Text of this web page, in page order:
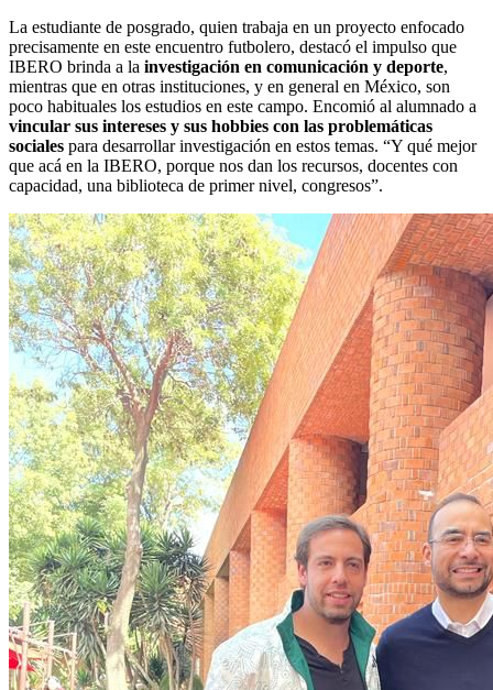
La estudiante de posgrado, quien trabaja en un proyecto enfocado
precisamente en este encuentro futbolero, destacó el impulso que
IBERO brinda a la investigación en comunicación y deporte,
mientras que en otras instituciones, y en general en México, son
poco habituales los estudios en este campo. Encomió al alumnado a
vincular sus intereses y sus hobbies con las problemáticas
sociales para desarrollar investigación en estos temas. “Y qué mejor
que acá en la IBERO, porque nos dan los recursos, docentes con
capacidad, una biblioteca de primer nivel, congresos”.